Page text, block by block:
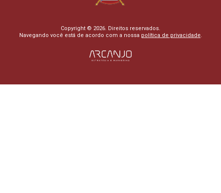
Copyright © 2026. Direitos reservados.
Navegando você está de acordo com a nossa política de privacidade.